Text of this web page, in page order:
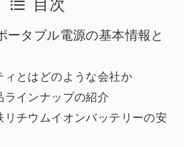
目次
ータブル電源の基本情報と
ィとはどのような会社か
ラインナップの紹介
リチウムイオンバッテリーの安